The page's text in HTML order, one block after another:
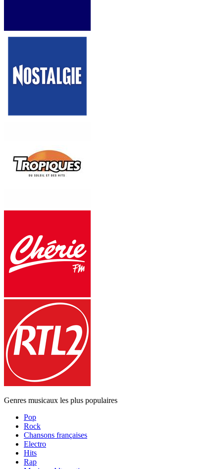
Genres musicaux les plus populaires
Pop
Rock
Chansons françaises
Electro
Hits
Rap